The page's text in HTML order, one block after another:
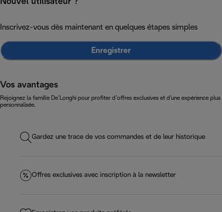
Nouvel utilisateur ?
Inscrivez-vous dès maintenant en quelques étapes simples
Enregistrer
Vos avantages
Rejoignez la famille De’Longhi pour profiter d’offres exclusives et d’une expérience plus
personnalisée.
Gardez une trace de vos commandes et de leur historique
Offres exclusives avec inscription à la newsletter